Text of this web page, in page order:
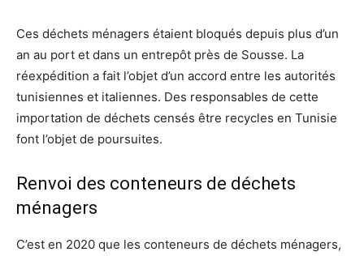
Ces déchets ménagers étaient bloqués depuis plus d’un
an au port et dans un entrepôt près de Sousse. La
réexpédition a fait l’objet d’un accord entre les autorités
tunisiennes et italiennes. Des responsables de cette
importation de déchets censés être recycles en Tunisie
font l’objet de poursuites.
Renvoi des conteneurs de déchets
ménagers
C’est en 2020 que les conteneurs de déchets ménagers,